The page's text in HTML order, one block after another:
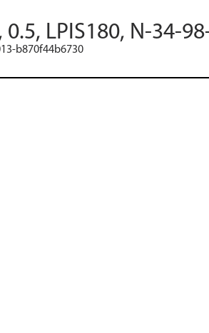
LPIS180, N-34-
b870f44b6730